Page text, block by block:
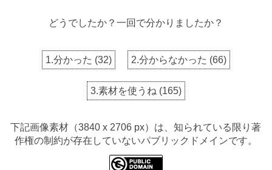
どうでしたか？一回で分かりましたか？
1.分かった (32) 2.分からなかった (66)
3.素材を使うね (165)
下記画像素材（3840 x 2706 px）は、知られている限り著
作権の制約が存在していないパブリックドメインです。